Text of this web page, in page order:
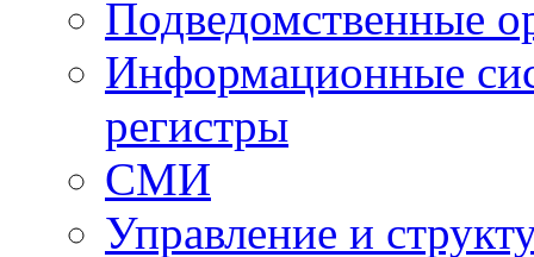
Подведомственные
Информационные
регистры
СМИ
Управление и